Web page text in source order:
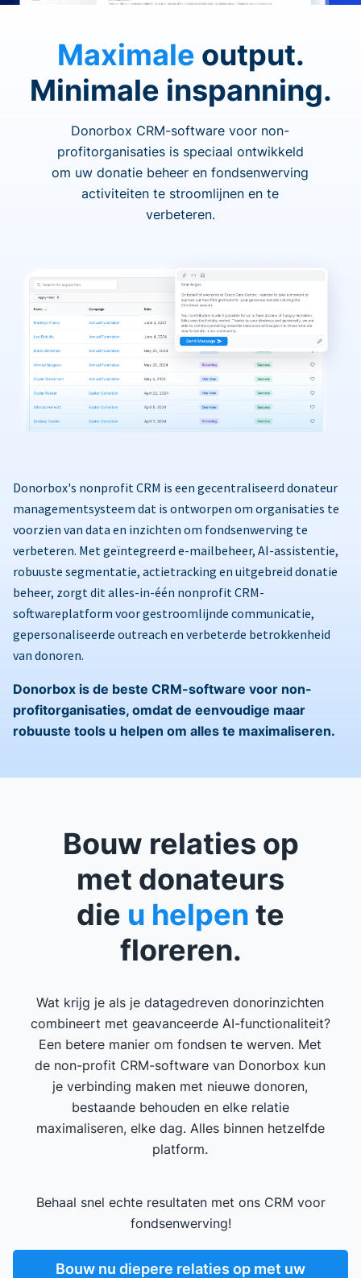
Maximale output.
Minimale inspanning.
Donorbox CRM-software voor non-
profitorganisaties is speciaal ontwikkeld
om uw donatie beheer en fondsenwerving
activiteiten te stroomlijnen en te
verbeteren.
Donorbox's nonprofit CRM is een gecentraliseerd donateur
managementsysteem dat is ontworpen om organisaties te
voorzien van data en inzichten om fondsenwerving te
verbeteren. Met geïntegreerd e-mailbeheer, AI-assistentie,
robuuste segmentatie, actietracking en uitgebreid donatie
beheer, zorgt dit alles-in-één nonprofit CRM-
softwareplatform voor gestroomlijnde communicatie,
gepersonaliseerde outreach en verbeterde betrokkenheid
van donoren.
Donorbox is de beste CRM-software voor non-
profitorganisaties, omdat de eenvoudige maar
robuuste tools u helpen om alles te maximaliseren.
Bouw relaties op
met donateurs
die u helpen te
floreren.
Wat krijg je als je datagedreven donorinzichten
combineert met geavanceerde AI-functionaliteit?
Een betere manier om fondsen te werven. Met
de non-profit CRM-software van Donorbox kun
je verbinding maken met nieuwe donoren,
bestaande behouden en elke relatie
maximaliseren, elke dag. Alles binnen hetzelfde
platform.
Behaal snel echte resultaten met ons CRM voor
fondsenwerving!
Bouw nu diepere relaties op met uw